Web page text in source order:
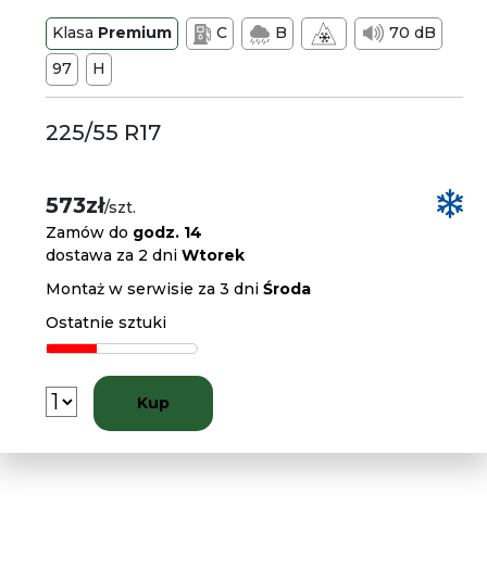
Klasa Premium C B
70 dB
97
H
225/55 R17
573zł/szt.
Zamów do godz. 14
dostawa za 2 dniWtorek
Montaż w serwisie za 3 dniŚroda
Ostatnie sztuki
Kup